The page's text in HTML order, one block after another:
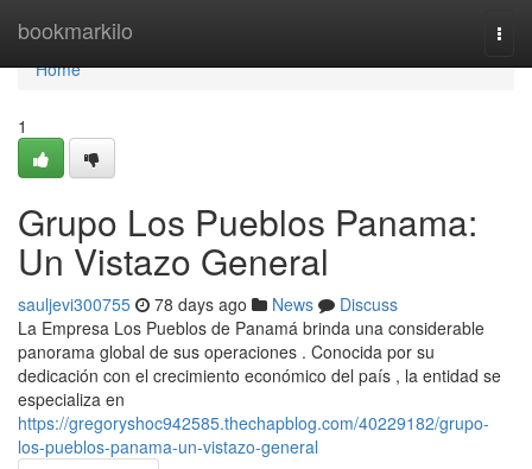
bookmarkilo
Home
Home
1
Grupo Los Pueblos Panama:
Un Vistazo General
sauljevi300755 78 days ago News
Discuss
La Empresa Los Pueblos de Panamá brinda una considerable
panorama global de sus operaciones . Conocida por su
dedicación con el crecimiento económico del país , la entidad se
especializa en
https://gregoryshoc942585.thechapblog.com/40229182/grupo-
los-pueblos-panama-un-vistazo-general